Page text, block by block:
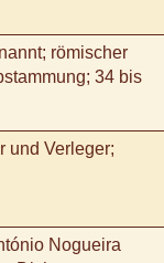
römischer
34 bis
und Verleger;
Nogueira